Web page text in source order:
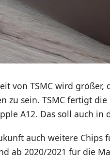
von TSMC wird
zu sein. TSMC fertigt
A12. Das soll auch in
auch weitere
ab 2020/2021 für die